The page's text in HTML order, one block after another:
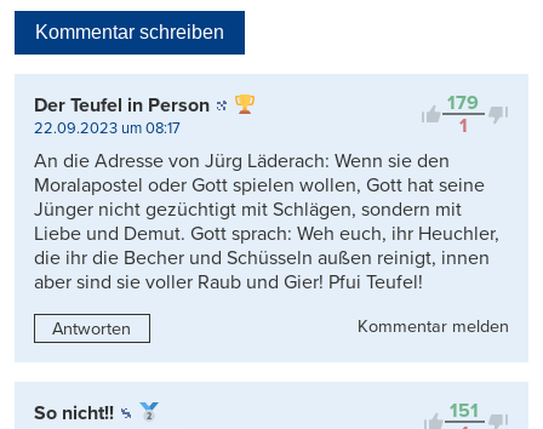
Kontrovers
Kommentar schreiben
179
1
Der Teufel in Person
22.09.2023 um 08:17
An die Adresse von Jürg Läderach: Wenn sie den
Moralapostel oder Gott spielen wollen, Gott hat seine
Jünger nicht gezüchtigt mit Schlägen, sondern mit
Liebe und Demut. Gott sprach: Weh euch, ihr Heuchler,
die ihr die Becher und Schüsseln außen reinigt, innen
aber sind sie voller Raub und Gier! Pfui Teufel!
Antworten Kommentar melden
151
So nicht!!